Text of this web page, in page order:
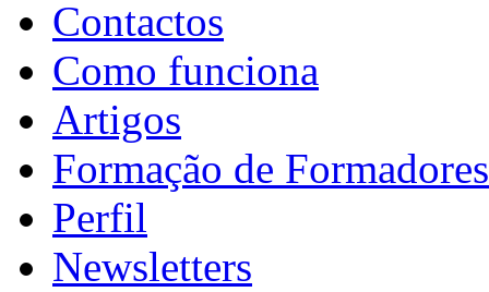
Contactos
Como funciona
Artigos
Formação de Formadores
Perfil
Newsletters